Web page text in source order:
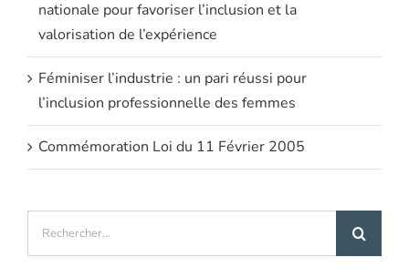
nationale pour favoriser l’inclusion et la
valorisation de l’expérience
Féminiser l’industrie : un pari réussi pour
l’inclusion professionnelle des femmes
Commémoration Loi du 11 Février 2005